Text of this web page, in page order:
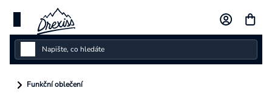
obsah
Dámské
Funkční oblečení